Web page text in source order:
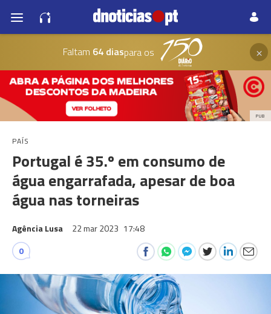
Faltam 64 diaspara os ×
PUB
PAÍS
Portugal é 35.º em consumo de
água engarrafada, apesar de boa
água nas torneiras
Agência Lusa 22 mar 2023 17:48
0